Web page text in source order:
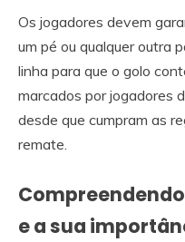
Os jogadores devem
um pé ou qualquer outra
linha para que o golo
marcados por jogadores
desde que cumpram as
remate.
e a sua